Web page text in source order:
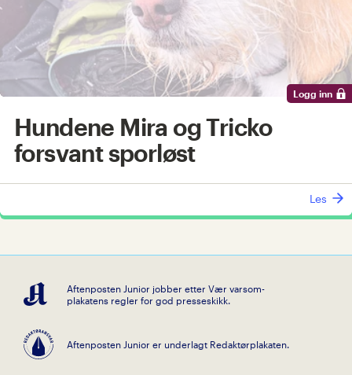
Hundene Mira og Tricko
forsvant sporløst
Les
Logg inn
Aftenposten Junior jobber etter Vær varsom-
plakatens regler for god presseskikk.
Aftenposten Junior er underlagt Redaktørplakaten.